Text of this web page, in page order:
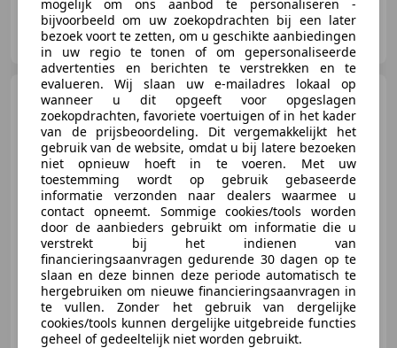
Toyota Cappendijk Vlissingen
NL-4382 NA VLISSINGEN
Toyota Aygo X 1.0 VVT-i S-
CVT Play
€ 13.950
06/2022 35.204 km Benzine
53 kW (72 PK)
mogelijk om ons aanbod te personaliseren -
bijvoorbeeld om uw zoekopdrachten bij een later
bezoek voort te zetten, om u geschikte aanbiedingen
in uw regio te tonen of om gepersonaliseerde
advertenties en berichten te verstrekken en te
evalueren. Wij slaan uw e-mailadres lokaal op
wanneer u dit opgeeft voor opgeslagen
zoekopdrachten, favoriete voertuigen of in het kader
van de prijsbeoordeling. Dit vergemakkelijkt het
gebruik van de website, omdat u bij latere bezoeken
niet opnieuw hoeft in te voeren. Met uw
toestemming wordt op gebruik gebaseerde
informatie verzonden naar dealers waarmee u
contact opneemt. Sommige cookies/tools worden
door de aanbieders gebruikt om informatie die u
verstrekt bij het indienen van
financieringsaanvragen gedurende 30 dagen op te
slaan en deze binnen deze periode automatisch te
hergebruiken om nieuwe financieringsaanvragen in
te vullen. Zonder het gebruik van dergelijke
cookies/tools kunnen dergelijke uitgebreide functies
geheel of gedeeltelijk niet worden gebruikt.